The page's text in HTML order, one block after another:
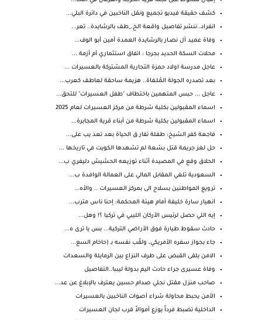
كشف حقيقة فيديو تجميع ونقل الناخبين في دائرة البلي...
انفراد..ننشر تفاصيل واقعة الخ._طف بالرشايدة.. تعر...
وفاة عميد آل نصــار بالرشايدة العمدة أمين أبو الوف...
محلات السكة الحديد بجرجا : اتفاق استثماري أم أزمة ...
عاجل مدرسة اولاد حمزة التجارية المشتركة بالعسيرات ...
بعد تصدره الجولة المُلغاة.. هزيمة ساحقة لعاطف كعرب...
عاجل ... حبس المتهمين باختطاف "طفل العسيرات" للتحق...
اسماء المقبولين بكلية شرطة من مركز العسيرات لعام 2025
اسماء المقبولين بكلية شرطة من أبناء قرية المجابرة...
فاجعة كفر الشيخ: طفلة تفار ق الحياة بعد تعذ يب على...
حل لغز جريمة قتل بشعة لم تشهدها الكويت في تاريخها ...
الحلاق وقع في المصيدة أثناء توزيعه الحشيش دليفري ب...
السعودية تلغي المقابل المالي على العمالة الوافدة ب...
ترويع المواطنين بسلاح الى بمركز العسيرات .. والأه...
انهيار سارة خليفة أمام هيئة المحكمة: إحنا ناس مترب...
إيه اللي حصل لرئيس الأركان الليبي في تركيا ؟! وهل...
حادث سقوط طيارة فوق الأراضي التركية... بس يا ترى ه...
جاء بجواز سفره الأمريكي، ولقّب نفسه بـ (حاخام السع...
الامن يلقى القبض على طرف النزاع بين الرمايلة والسعدات
وفاة عسيرى جراء حادث اليم بدولة ليببا..التفاصيل
صاحب منزل مقتل نجلي صدام حسين يعترف بالإبلاغ عن عد...
الأمن يحبط محاولة شراء أصوات الناخبين بالعسيرات
الداخلية تضبط فرداً يوزع أموالاً قرب لجان العسيرات